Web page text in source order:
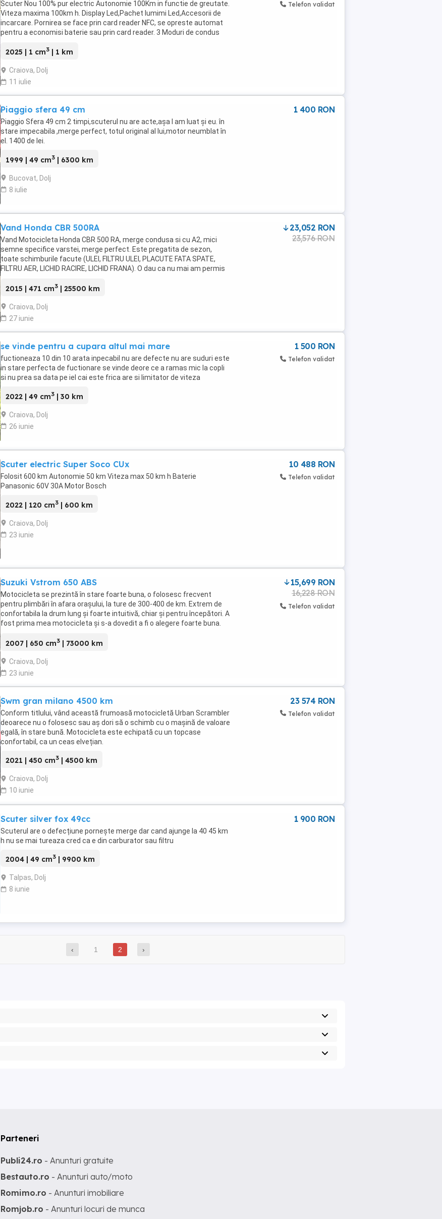
Scuter Nou 100% pur electric Autonomie 100Km in functie de greutate.
Viteza maxima 100km h. Display Led,Pachet lumimi Led,Accesorii de
incarcare. Pornirea se face prin card reader NFC, se opreste automat
pentru a economisi baterie sau prin card reader. 3 Moduri de condus
2025 | 1 cm3 | 1 km
Craiova, Dolj
11 iulie
Telefon validat
Piaggio sfera 49 cm
Piaggio Sfera 49 cm 2 timpi,scuterul nu are acte,așa l am luat și eu. în
stare impecabila ,merge perfect, totul original al lui,motor neumblat în
el. 1400 de lei.
1999 | 49 cm3 | 6300 km
Bucovat, Dolj
8 iulie
1 400 RON
Vand Honda CBR 500RA
Vand Motocicleta Honda CBR 500 RA, merge condusa si cu A2, mici
semne specifice varstei, merge perfect. Este pregatita de sezon,
toate schimburile facute (ULEI, FILTRU ULEI, PLACUTE FATA SPATE,
FILTRU AER, LICHID RACIRE, LICHID FRANA). O dau ca nu mai am permis
2015 | 471 cm3 | 25500 km
Craiova, Dolj
27 iunie
23,052 RON
23,576 RON
se vinde pentru a cupara altul mai mare
fuctioneaza 10 din 10 arata inpecabil nu are defecte nu are suduri este
in stare perfecta de fuctionare se vinde deore ce a ramas mic la copli
si nu prea sa data pe iel cai este frica are si limitator de viteza
2022 | 49 cm3 | 30 km
Craiova, Dolj
26 iunie
1 500 RON
Telefon validat
Scuter electric Super Soco CUx
Folosit 600 km Autonomie 50 km Viteza max 50 km h Baterie
Panasonic 60V 30A Motor Bosch
2022 | 120 cm3 | 600 km
Craiova, Dolj
23 iunie
10 488 RON
Telefon validat
Suzuki Vstrom 650 ABS
Motocicleta se prezintă în stare foarte buna, o folosesc frecvent
pentru plimbări în afara orașului, la ture de 300-400 de km. Extrem de
confortabila la drum lung și foarte intuitivă, chiar și pentru începători. A
fost prima mea motocicleta și s-a dovedit a fi o alegere foarte buna.
2007 | 650 cm3 | 73000 km
Craiova, Dolj
23 iunie
15,699 RON
16,228 RON
Telefon validat
Swm gran milano 4500 km
Conform titlului, vând această frumoasă motocicletă Urban Scrambler
deoarece nu o folosesc sau aș dori să o schimb cu o mașină de valoare
egală, în stare bună. Motocicleta este echipată cu un topcase
confortabil, ca un ceas elvețian.
2021 | 450 cm3 | 4500 km
Craiova, Dolj
10 iunie
23 574 RON
Telefon validat
Scuter silver fox 49cc
Scuterul are o defecțiune pornește merge dar cand ajunge la 40 45 km
h nu se mai tureaza cred ca e din carburator sau filtru
2004 | 49 cm3 | 9900 km
Talpas, Dolj
8 iunie
1 900 RON
‹ 1 2 ›
Parteneri
Publi24.ro - Anunturi gratuite
Bestauto.ro - Anunturi auto/moto
Romimo.ro - Anunturi imobiliare
Romjob.ro - Anunturi locuri de munca